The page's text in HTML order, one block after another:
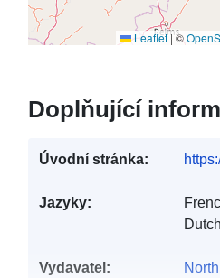
Leaflet|©
Doplňující
Úvodní stránka:
Jazyky:
Dutch
Vydavatel: